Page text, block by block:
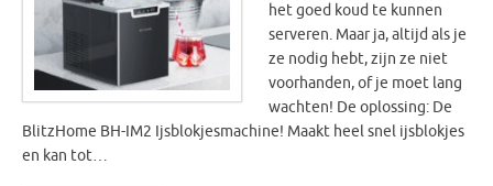
het goed koud te kunnen
serveren. Maar ja, altijd als je
ze nodig hebt, zijn ze niet
voorhanden, of je moet lang
wachten! De oplossing: De
BlitzHome BH-IM2 Ijsblokjesmachine! Maakt heel snel ijsblokjes
en kan tot…